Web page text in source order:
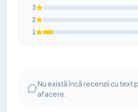
3
2
1
Nu există încă recenzii cu text
afacere.